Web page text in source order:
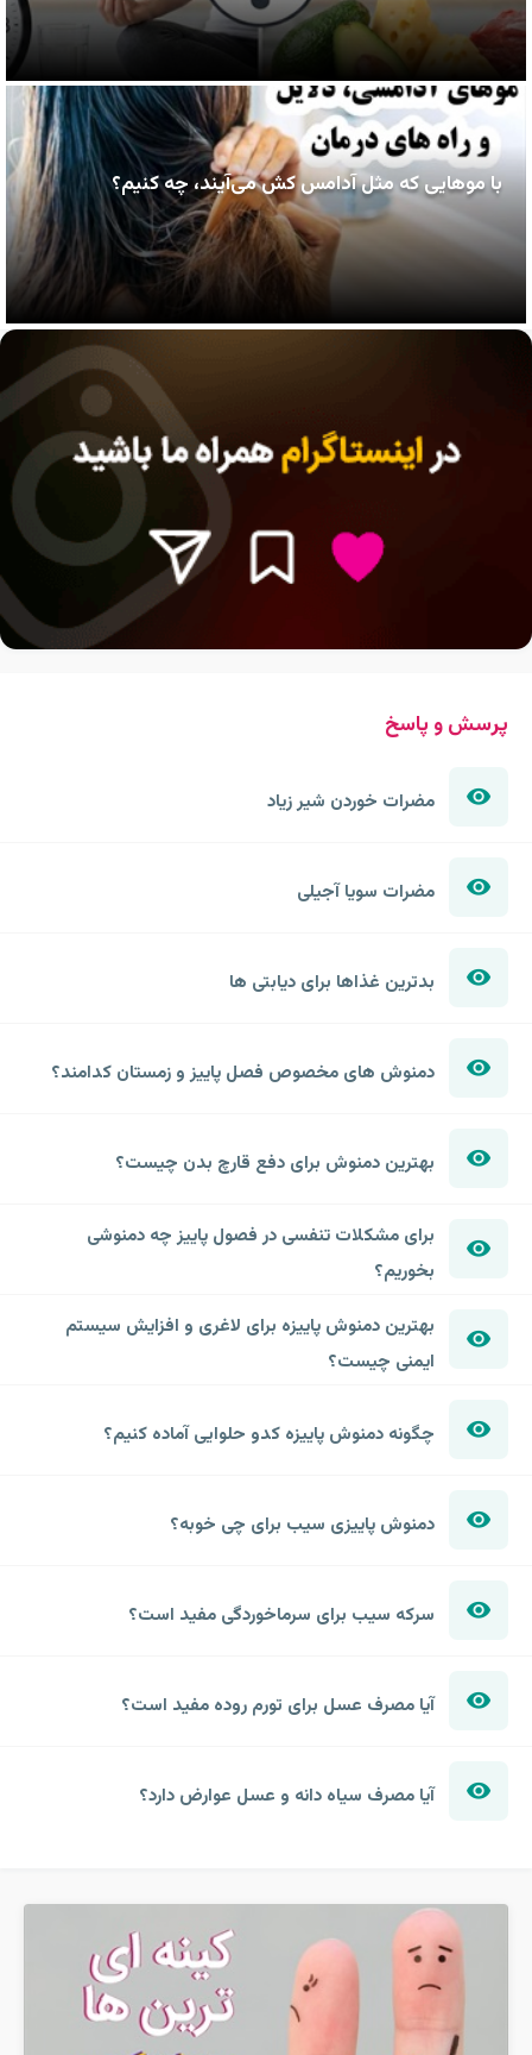
با موهایی که مثل آدامس کش می‌آیند، چه کنیم؟
پرسش و پاسخ
مضرات خوردن شیر زیاد
مضرات سویا آجیلی
بدترین غذاها برای دیابتی ها
دمنوش های مخصوص فصل پاییز و زمستان کدامند؟
بهترین دمنوش برای دفع قارچ بدن چیست؟
برای مشکلات تنفسی در فصول پاییز چه دمنوشی
بخوریم؟
بهترین دمنوش پاییزه برای لاغری و افزایش سیستم
ایمنی چیست؟
چگونه دمنوش پاییزه کدو حلوایی آماده کنیم؟
دمنوش پاییزی سیب برای چی خوبه؟
سرکه سیب برای سرماخوردگی مفید است؟
آیا مصرف عسل برای تورم روده مفید است؟
آیا مصرف سیاه دانه و عسل عوارض دارد؟